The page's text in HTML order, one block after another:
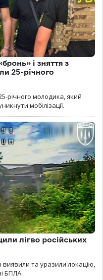
і зняття з
25-річного
річного молодика, який
мобілізації.
лігво російських
та уразили локацію,
БПЛА.